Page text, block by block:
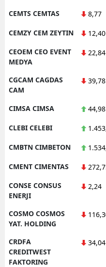
CEMTS CEMTAS 8,77
CEMZY CEM ZEYTIN 12,40
CEOEM CEO EVENT
MEDYA
22,84
CGCAM CAGDAS
CAM
39,78
CIMSA CIMSA 44,98
CLEBI CELEBI
CMBTN CIMBETON
CMENT CIMENTAS
CONSE CONSUS
ENERJI
2,24
COSMO COSMOS
YAT. HOLDING
CRDFA
CREDITWEST
FAKTORING
34,04